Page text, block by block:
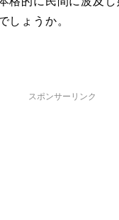
しょうか。
スポンサーリンク